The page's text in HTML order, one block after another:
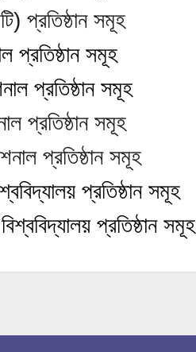
প্রতিষ্ঠান সমূহ
প্রতিষ্ঠান সমূহ
প্রতিষ্ঠান সমূহ
প্রতিষ্ঠান সমূহ
প্রতিষ্ঠান সমূহ
প্রতিষ্ঠান সমূহ
প্রতিষ্ঠান সমূহ